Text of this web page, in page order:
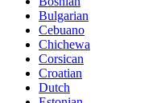
Bulgarian
Cebuano
Chichewa
Corsican
Croatian
Dutch